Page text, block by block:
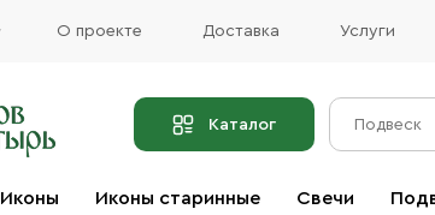
О проекте Доставка Услуги
Каталог
Иконы Иконы старинные Свечи